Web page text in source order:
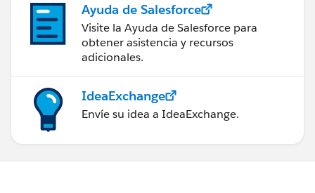
Ayuda de Salesforce
Visite la Ayuda de Salesforce para
obtener asistencia y recursos
adicionales.
IdeaExchange
Envíe su idea a IdeaExchange.